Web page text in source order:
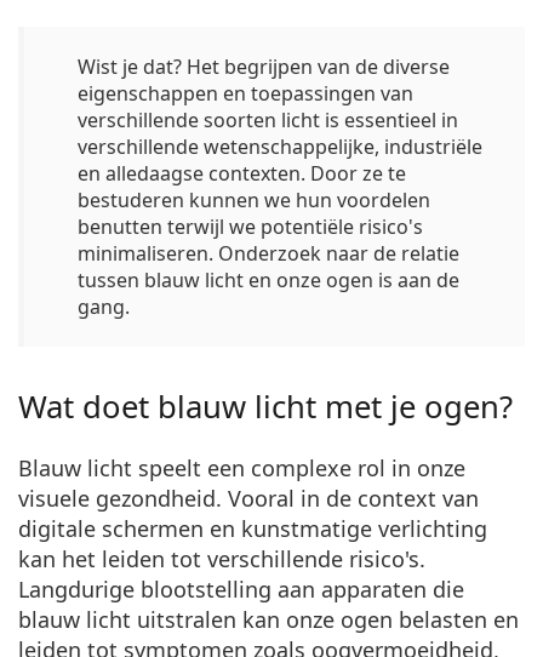
Wist je dat? Het begrijpen van de diverse
eigenschappen en toepassingen van
verschillende soorten licht is essentieel in
verschillende wetenschappelijke, industriële
en alledaagse contexten. Door ze te
bestuderen kunnen we hun voordelen
benutten terwijl we potentiële risico's
minimaliseren. Onderzoek naar de relatie
tussen blauw licht en onze ogen is aan de
gang.
Wat doet blauw licht met je ogen?
Blauw licht speelt een complexe rol in onze
visuele gezondheid. Vooral in de context van
digitale schermen en kunstmatige verlichting
kan het leiden tot verschillende risico's.
Langdurige blootstelling aan apparaten die
blauw licht uitstralen kan onze ogen belasten en
leiden tot symptomen zoals oogvermoeidheid,